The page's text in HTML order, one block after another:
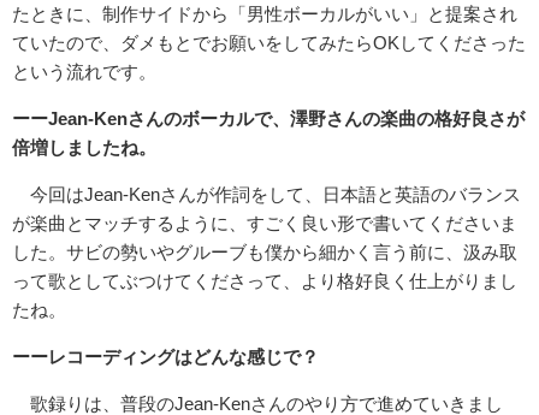
たときに、制作サイドから「男性ボーカルがいい」と提案され
ていたので、ダメもとでお願いをしてみたらOKしてくださった
という流れです。
ーーJean-Kenさんのボーカルで、澤野さんの楽曲の格好良さが
倍増しましたね。
今回はJean-Kenさんが作詞をして、日本語と英語のバランス
が楽曲とマッチするように、すごく良い形で書いてくださいま
した。サビの勢いやグルーブも僕から細かく言う前に、汲み取
って歌としてぶつけてくださって、より格好良く仕上がりまし
たね。
ーーレコーディングはどんな感じで？
歌録りは、普段のJean-Kenさんのやり方で進めていきまし